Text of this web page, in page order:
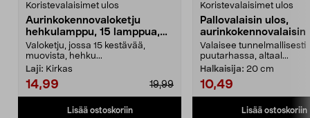
Koristevalaisimet ulos
Aurinkokennovaloketju
hehkulamppu, 15 lamppua,
7,2 m
Valoketju, jossa 15 kestävää,
muovista, hehku...
Laji: Kirkas
14,99 19,99
Lisää ostoskoriin
Koristevalaisimet ulos
Pallovalaisin ulos,
aurinkokennovalaisin
Valaisee tunnelmallisesti
puutarhassa, altaal...
Halkaisija: 20 cm
10,49
Lisää ostoskoriin